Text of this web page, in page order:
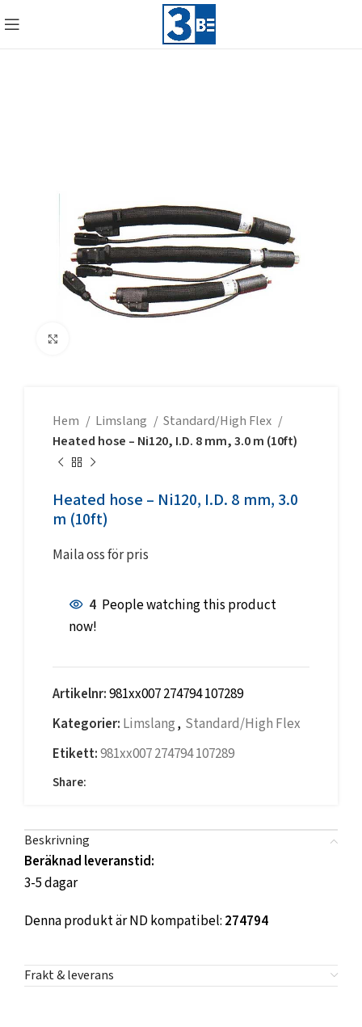
Hem Limslang
Standard/High Flex
Heated hose – Ni120, I.D. 8 mm, 3.0 m (10ft)
Heated hose – Ni120, I.D. 8 mm, 3.0
m (10ft)
Maila oss för pris
4 People watching this product
now!
Artikelnr:981xx007 274794 107289
Kategorier: Limslang, Standard/High Flex
Etikett:981xx007 274794 107289
Share:
Beskrivning
Beräknad leveranstid:
3-5 dagar
Denna produkt är ND kompatibel: 274794
Frakt & leverans